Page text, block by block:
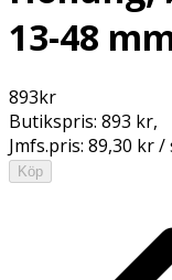
13-48
893kr
Butikspris: 893 kr,
Jmfs.pris: 89,30 kr /
Köp